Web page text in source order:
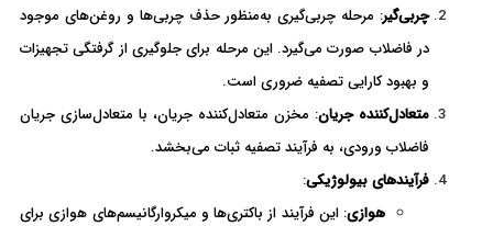
چربی‌گیر: مرحله چربی‌گیری به‌منظور حذف چربی‌ها و روغن‌های موجود
در فاضلاب صورت می‌گیرد. این مرحله برای جلوگیری از گرفتگی تجهیزات
و بهبود کارایی تصفیه ضروری است.
متعادل‌کننده جریان: مخزن متعادل‌کننده جریان، با متعادل‌سازی جریان
فاضلاب ورودی، به فرآیند تصفیه ثبات می‌بخشد.
فرآیندهای بیولوژیکی:
هوازی: این فرآیند از باکتری‌ها و میکروارگانیسم‌های هوازی برای